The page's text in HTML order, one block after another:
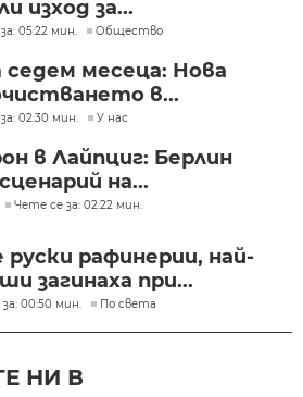
изход за...
05:22 мин. Общество
месеца: Нова
в...
02:30 мин. У нас
в Лайпциг: Берлин
на...
Чете се за: 02:22 мин.
руски рафинерии, най-
загинаха при...
00:50 мин. По света
НИ В